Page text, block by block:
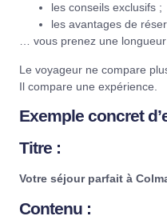
les conseils exclusifs ;
les avantages de
… vous prenez une longueur
Le voyageur ne compare
Il compare une expérience.
Exemple concret
Titre :
Votre séjour parfait à
Contenu :